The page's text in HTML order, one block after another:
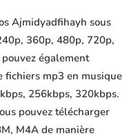
Ajmidyadfihayh sous
360p, 480p, 720p,
également
fichiers mp3 en musique
256kbps, 320kbps.
pouvez télécharger
M4A de manière